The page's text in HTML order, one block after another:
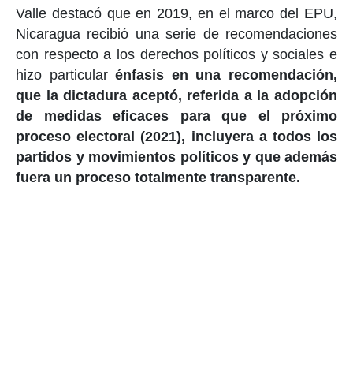
Valle destacó que en 2019, en el marco del EPU,
Nicaragua recibió una serie de recomendaciones
con respecto a los derechos políticos y sociales e
hizo particularénfasis en una recomendación,
que la dictadura aceptó, referida a la adopción
de medidas eficaces para que el próximo
proceso electoral (2021), incluyera a todos los
partidos y movimientos políticos y que además
fuera un proceso totalmente transparente.